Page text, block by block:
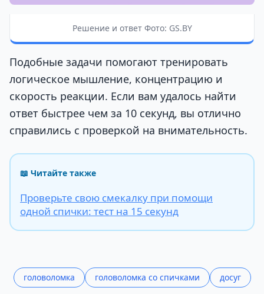
Решение и ответ Фото: GS.BY
Подобные задачи помогают тренировать
логическое мышление, концентрацию и
скорость реакции. Если вам удалось найти
ответ быстрее чем за 10 секунд, вы отлично
справились с проверкой на внимательность.
📖 Читайте также
Проверьте свою смекалку при помощи
одной спички: тест на 15 секунд
головоломка головоломка со спичками досуг